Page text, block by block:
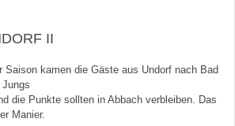
II
Saison kamen die Gäste aus Undorf nach Bad
die Punkte sollten in Abbach verbleiben. Das
Manier.